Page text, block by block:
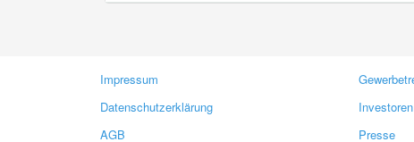
Impressum
Datenschutzerklärung
AGB
Investoren
Presse